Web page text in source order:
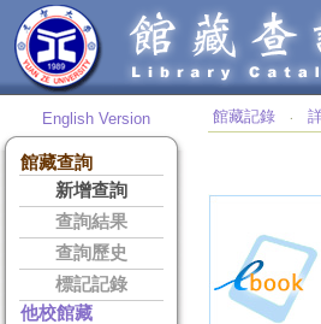
English Version
館藏查詢
新增查詢
查詢結果
查詢歷史
標記記錄
他校館藏
館藏記錄 ‧